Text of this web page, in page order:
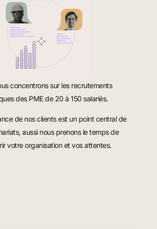
concentrons sur les recrutements
des PME de 20 à 150 salariés.
de nos clients est un point central de
aussi nous prenons le temps de
votre organisation et vos attentes.